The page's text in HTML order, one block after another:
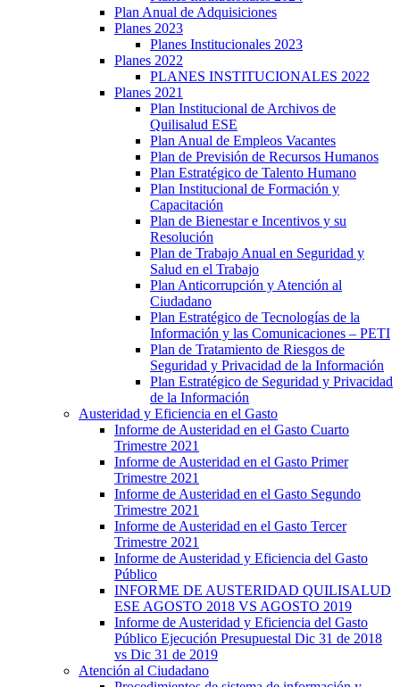
Plan Anual de Adquisiciones
Planes 2023
Planes Institucionales 2023
Planes 2022
PLANES INSTITUCIONALES 2022
Planes 2021
Plan Institucional de Archivos de
Quilisalud ESE
Plan Anual de Empleos Vacantes
Plan de Previsión de Recursos Humanos
Plan Estratégico de Talento Humano
Plan Institucional de Formación y
Capacitación
Plan de Bienestar e Incentivos y su
Resolución
Plan de Trabajo Anual en Seguridad y
Salud en el Trabajo
Plan Anticorrupción y Atención al
Ciudadano
Plan Estratégico de Tecnologías de la
Información y las Comunicaciones – PETI
Plan de Tratamiento de Riesgos de
Seguridad y Privacidad de la Información
Plan Estratégico de Seguridad y Privacidad
de la Información
Austeridad y Eficiencia en el Gasto
Informe de Austeridad en el Gasto Cuarto
Trimestre 2021
Informe de Austeridad en el Gasto Primer
Trimestre 2021
Informe de Austeridad en el Gasto Segundo
Trimestre 2021
Informe de Austeridad en el Gasto Tercer
Trimestre 2021
Informe de Austeridad y Eficiencia del Gasto
Público
INFORME DE AUSTERIDAD QUILISALUD
ESE AGOSTO 2018 VS AGOSTO 2019
Informe de Austeridad y Eficiencia del Gasto
Público Ejecución Presupuestal Dic 31 de 2018
vs Dic 31 de 2019
Atención al Ciudadano